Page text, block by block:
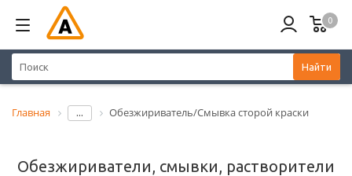
0
Найти
Главная ... Обезжириватель/Смывка сторой краски
Обезжириватели, смывки, растворители